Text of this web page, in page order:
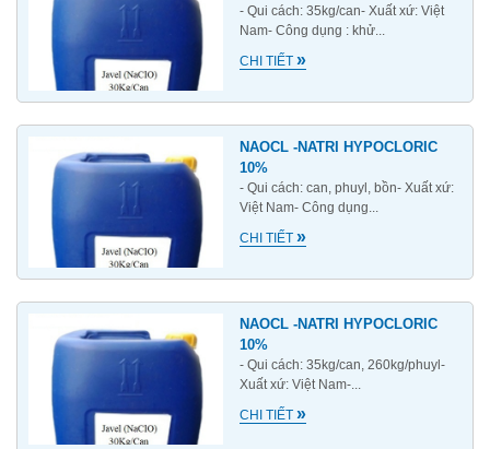
- Qui cách: 35kg/can- Xuất xứ: Việt
Nam- Công dụng : khử...
CHI TIẾT»
NAOCL -NATRI HYPOCLORIC
10%
- Qui cách: can, phuyl, bồn- Xuất xứ:
Việt Nam- Công dụng...
CHI TIẾT»
NAOCL -NATRI HYPOCLORIC
10%
- Qui cách: 35kg/can, 260kg/phuyl-
Xuất xứ: Việt Nam-...
CHI TIẾT»